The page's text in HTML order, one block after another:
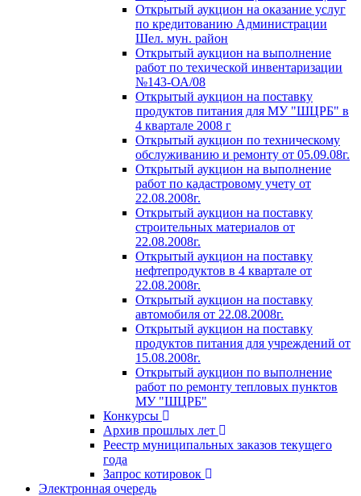
Открытый аукцион на оказание услуг
по кредитованию Администрации
Шел. мун. район
Открытый аукцион на выполнение
работ по техической инвентаризации
№143-ОА/08
Открытый аукцион на поставку
продуктов питания для МУ "ШЦРБ" в
4 квартале 2008 г
Открытый аукцион по техническому
обслуживанию и ремонту от 05.09.08г.
Открытый аукцион на выполнение
работ по кадастровому учету от
22.08.2008г.
Открытый аукцион на поставку
строительных материалов от
22.08.2008г.
Открытый аукцион на поставку
нефтепродуктов в 4 квартале от
22.08.2008г.
Открытый аукцион на поставку
автомобиля от 22.08.2008г.
Открытый аукцион на поставку
продуктов питания для учреждений от
15.08.2008г.
Открытый аукцион по выполнение
работ по ремонту тепловых пунктов
МУ "ШЦРБ"
Конкурсы
Архив прошлых лет
Реестр муниципальных заказов текущего
года
Запрос котировок
Электронная очередь